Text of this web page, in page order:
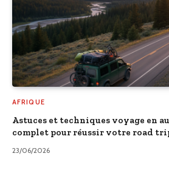
AFRIQUE
Astuces et techniques voyage en
complet pour réussir votre road
23/06/2026